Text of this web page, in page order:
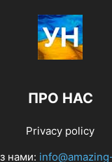
ПРО НАС
Privacy policy
нами: